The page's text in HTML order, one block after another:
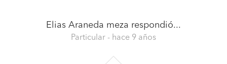
Elias Araneda meza respondió...
Particular - hace 9 años